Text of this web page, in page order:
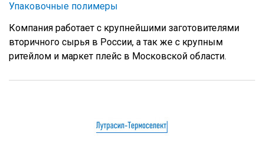
Упаковочные полимеры
Компания работает с крупнейшими заготовителями
вторичного сырья в России, а так же с крупным
ритейлом и маркет плейс в Московской области.